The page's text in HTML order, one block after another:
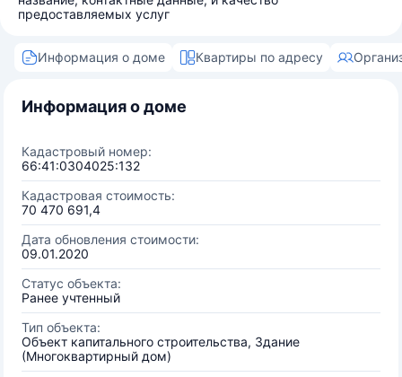
предоставляемых услуг
Информация о доме Квартиры по адресу
Информация о доме
Кадастровый номер:
66:41:0304025:132
Кадастровая стоимость:
70 470 691,4
Дата обновления стоимости:
09.01.2020
Статус объекта:
Ранее учтенный
Тип объекта:
Объект капитального строительства, Здание
(Многоквартирный дом)